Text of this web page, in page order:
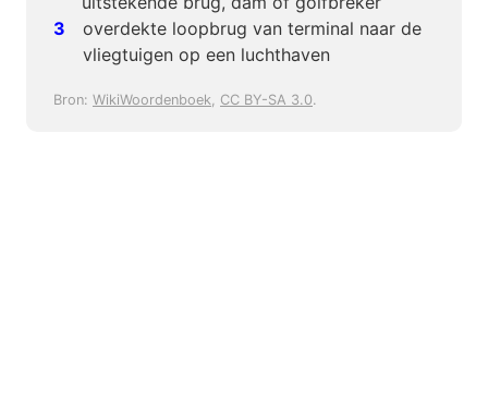
overdekte loopbrug van terminal naar de
vliegtuigen op een luchthaven
Bron: WikiWoordenboek, CC BY-SA 3.0.